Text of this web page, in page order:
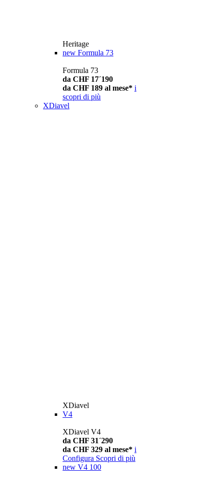
Heritage
new Formula 73
Formula 73
da CHF 17´190
da CHF 189 al mese* i
scopri di più
XDiavel
XDiavel
V4
XDiavel V4
da CHF 31´290
da CHF 329 al mese* i
Configura Scopri di più
new V4 100